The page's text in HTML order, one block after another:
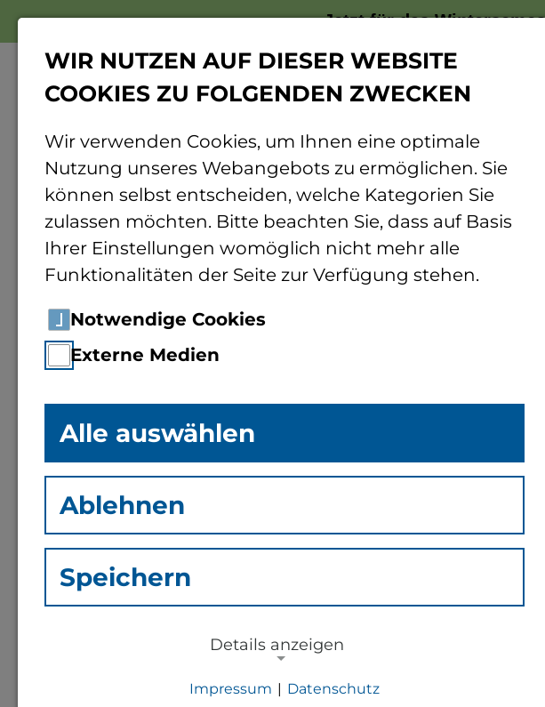
Jetzt für das
Home Mainzer Wissenschaftsmarkt
12.09.2026 10:00 - 18:00 Uhr Termin speichern
Mainzer
Entdecken Sie die Angebote der TH Bingen und zahlreicher
Republik wird zum lebendigen Labor: Forschung zum
Regionen”. Ob jung oder alt, Laie oder Expert*in - beim
Wissenschaftler*innen ins Gespräch kommen und selbst
Ort: Platz der Mainzer Republik / Deutschhausplatz,
Veranstalter:MAINZER WISSENSCHAFTSALLIANZ
WIR NUTZEN AUF DIESER WEBSITE
COOKIES ZU FOLGENDEN ZWECKEN
Wir verwenden Cookies, um Ihnen eine optimale
Nutzung unseres Webangebots zu ermöglichen. Sie
können selbst entscheiden, welche Kategorien Sie
zulassen möchten. Bitte beachten Sie, dass auf Basis
Ihrer Einstellungen womöglich nicht mehr alle
Funktionalitäten der Seite zur Verfügung stehen.
Notwendige Cookies
Externe Medien
Alle auswählen
Ablehnen
Speichern
Details anzeigen
Impressum | Datenschutz